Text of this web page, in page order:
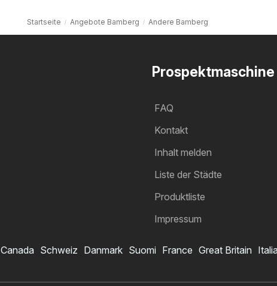
Startseite Angebote Bamberg Andere Bamberg
Prospektmaschine
FAQ
Kontakt
Inhalt melden
Liste der Städte
Produktliste
Impressum
Canada Schweiz Danmark Suomi France Great Britain